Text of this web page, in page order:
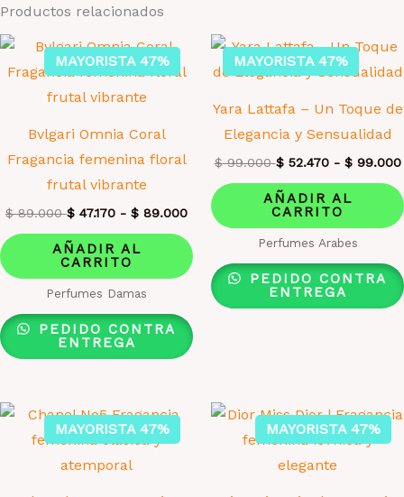
Productos relacionados
MAYORISTA 47%
Bvlgari Omnia Coral
Fragancia femenina floral
frutal vibrante
$89.000 $ 47.170 - $ 89.000
AÑADIR AL
CARRITO
Perfumes Damas
PEDIDO CONTRA
ENTREGA
MAYORISTA 47%
Yara Lattafa – Un Toque de
Elegancia y Sensualidad
$99.000 $52.470- $99.000
AÑADIR AL
CARRITO
Perfumes Arabes
PEDIDO CONTRA
ENTREGA
MAYORISTA 47% MAYORISTA 47%